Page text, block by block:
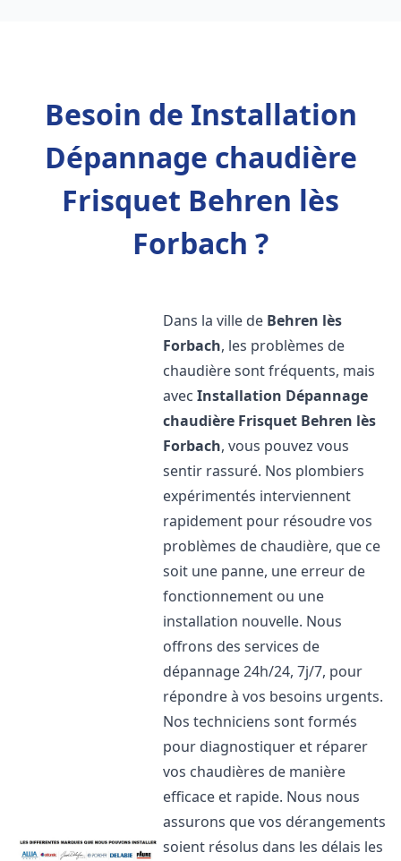
Besoin de Installation
Dépannage chaudière
Frisquet Behren lès
Forbach ?
Dans la ville de Behren lès
Forbach, les problèmes de
chaudière sont fréquents, mais
avecInstallation Dépannage
chaudière Frisquet Behren lès
Forbach, vous pouvez vous
sentir rassuré. Nos plombiers
expérimentés interviennent
rapidement pour résoudre vos
problèmes de chaudière, que ce
soit une panne, une erreur de
fonctionnement ou une
installation nouvelle. Nous
offrons des services de
dépannage 24h/24, 7j/7, pour
répondre à vos besoins urgents.
Nos techniciens sont formés
pour diagnostiquer et réparer
vos chaudières de manière
efficace et rapide. Nous nous
assurons que vos dérangements
soient résolus dans les délais les